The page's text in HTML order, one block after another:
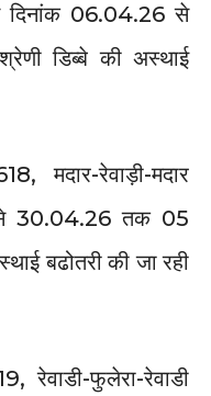
06.04.26 से
डिब्बे की अस्थाई
मदार-रेवाड़ी-मदार
30.04.26 तक 05
बढोतरी की जा रही
रेवाडी-फुलेरा-रेवाडी